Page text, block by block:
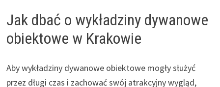
Jak dbać o wykładziny dywanowe
obiektowe w Krakowie
Aby wykładziny dywanowe obiektowe mogły służyć
przez długi czas i zachować swój atrakcyjny wygląd,